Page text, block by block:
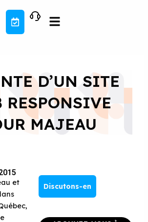
D’UN SITE
RESPONSIVE
MAJEAU
et
Discutons-en